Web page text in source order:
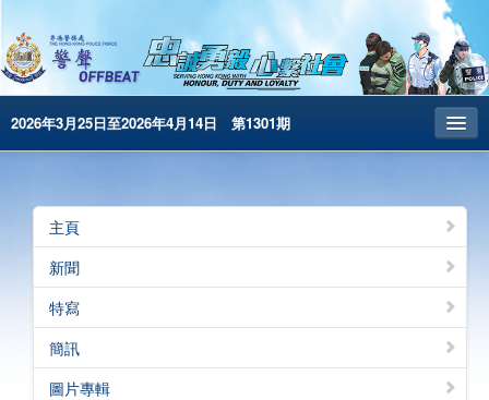
2026年3月25日至2026年4月14日 第1301期
昔日警聲
警務處主頁
简体版
English
電子書版
主頁
新聞
特寫
簡訊
圖片專輯